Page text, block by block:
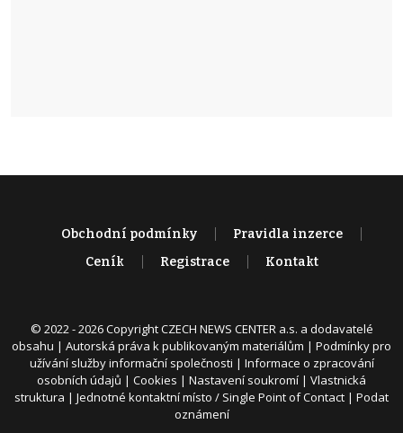
Obchodní podmínky
Pravidla inzerce
Ceník
Registrace Kontakt
© 2022 - 2026 Copyright CZECH NEWS CENTER a.s. a dodavatelé
obsahu | Autorská práva k publikovaným materiálům | Podmínky pro
užívání služby informační společnosti | Informace o zpracování
osobních údajů | Cookies | Nastavení soukromí | Vlastnická
struktura | Jednotné kontaktní místo / Single Point of Contact | Podat
oznámení